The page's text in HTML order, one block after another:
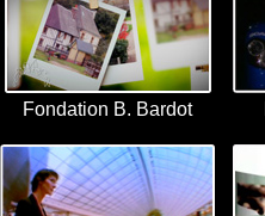
Fondation B. Bardot